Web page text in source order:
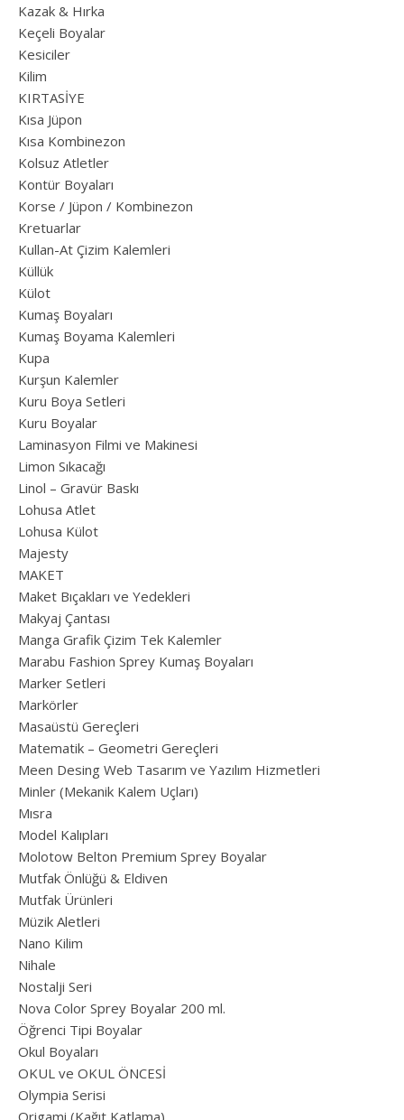
Kazak & Hırka
Keçeli Boyalar
Kesiciler
Kilim
KIRTASİYE
Kısa Jüpon
Kısa Kombinezon
Kolsuz Atletler
Kontür Boyaları
Korse / Jüpon / Kombinezon
Kretuarlar
Kullan-At Çizim Kalemleri
Küllük
Külot
Kumaş Boyaları
Kumaş Boyama Kalemleri
Kupa
Kurşun Kalemler
Kuru Boya Setleri
Kuru Boyalar
Laminasyon Filmi ve Makinesi
Limon Sıkacağı
Linol – Gravür Baskı
Lohusa Atlet
Lohusa Külot
Majesty
MAKET
Maket Bıçakları ve Yedekleri
Makyaj Çantası
Manga Grafik Çizim Tek Kalemler
Marabu Fashion Sprey Kumaş Boyaları
Marker Setleri
Markörler
Masaüstü Gereçleri
Matematik – Geometri Gereçleri
Meen Desing Web Tasarım ve Yazılım Hizmetleri
Minler (Mekanik Kalem Uçları)
Mısra
Model Kalıpları
Molotow Belton Premium Sprey Boyalar
Mutfak Önlüğü & Eldiven
Mutfak Ürünleri
Müzik Aletleri
Nano Kilim
Nihale
Nostalji Seri
Nova Color Sprey Boyalar 200 ml.
Öğrenci Tipi Boyalar
Okul Boyaları
OKUL ve OKUL ÖNCESİ
Olympia Serisi
Origami (Kağıt Katlama)